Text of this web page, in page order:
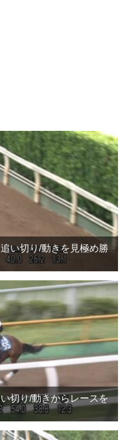
い切り/動きを見極め勝
切り/動きからレースを